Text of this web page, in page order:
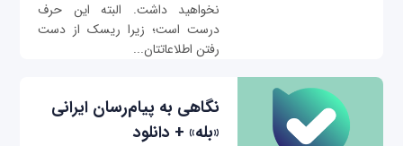
نخواهید داشت. البته این حرف
درست است؛ زیرا ریسک از دست
رفتن اطلاعاتتان...
نگاهی به پیام‌رسان ایرانی
«بله» + دانلود